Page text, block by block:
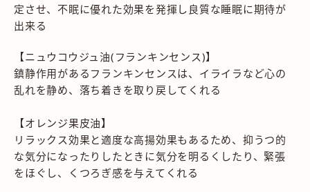
定させ、不眠に優れた効果を発揮し良質な睡眠に期待が
出来る
【ニュウコウジュ油(フランキンセンス)】
鎮静作用があるフランキンセンスは、イライラなど心の
乱れを静め、落ち着きを取り戻してくれる
【オレンジ果皮油】
リラックス効果と適度な高揚効果もあるため、抑うつ的
な気分になったりしたときに気分を明るくしたり、緊張
をほぐし、くつろぎ感を与えてくれる